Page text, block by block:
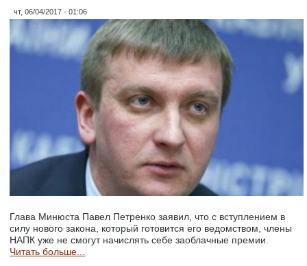
чт, 06/04/2017 - 01:06
Глава Минюста Павел Петренко заявил, что с вступлением в
силу нового закона, который готовится его ведомством, члены
НАПК уже не смогут начислять себе заоблачные премии.
Читать больше...